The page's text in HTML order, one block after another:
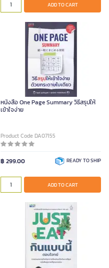
ADD TO CART
หนังสือ One Page Summary วิธีสรุปให้
เข้าใจง่าย
Product Code DA07155
฿ 299.00 READY TO SHIP
ADD TO CART